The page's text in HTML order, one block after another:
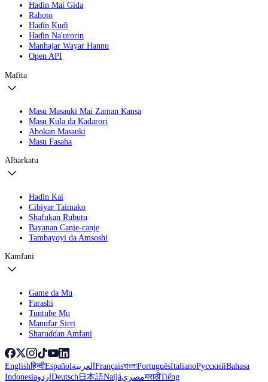
Haɗin Mai Gida
Rahoto
Haɗin Kuɗi
Haɗin Na'urorin
Manhajar Wayar Hannu
Open API
Mafita
Masu Masauki Mai Zaman Kansa
Masu Kula da Kadarori
Abokan Masauki
Masu Fasaha
Albarkatu
Haɗin Kai
Cibiyar Taimako
Shafukan Rubutu
Bayanan Canje-canje
Tambayoyi da Amsoshi
Kamfani
Game da Mu
Farashi
Tuntuɓe Mu
Manufar Sirri
Sharuɗɗan Amfani
Englishहिन्दीEspañolالعربيةFrançaisবাংলাPortuguêsItalianoРусскийBahasa
IndonesiaاردوDeutsch日本語NaijáمصريमराठीTiếng